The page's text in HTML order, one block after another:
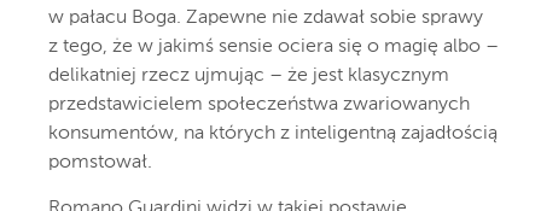
w pałacu Boga. Zapewne nie zdawał sobie sprawy
z tego, że w jakimś sensie ociera się o magię albo –
delikatniej rzecz ujmując – że jest klasycznym
przedstawicielem społeczeństwa zwariowanych
konsumentów, na których z inteligentną zajadłością
pomstował.